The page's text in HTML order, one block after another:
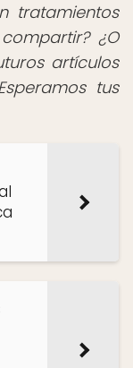
tratamientos
¿O
artículos
tus